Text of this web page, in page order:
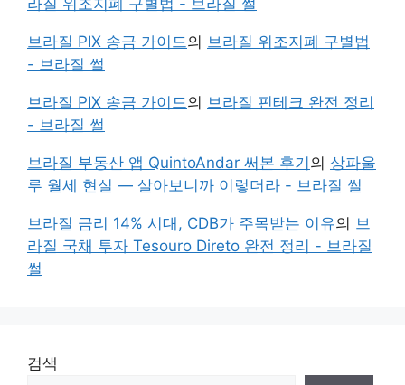
브라질 PIX 송금 가이드의 브라질 위조지폐 구별법
- 브라질 썰
브라질 PIX 송금 가이드의 브라질 핀테크 완전 정리
- 브라질 썰
브라질 부동산 앱 QuintoAndar 써본 후기의 상파울
루 월세 현실 — 살아보니까 이렇더라 - 브라질 썰
브라질 금리 14% 시대, CDB가 주목받는 이유의 브
라질 국채 투자 Tesouro Direto 완전 정리 - 브라질
썰
검색